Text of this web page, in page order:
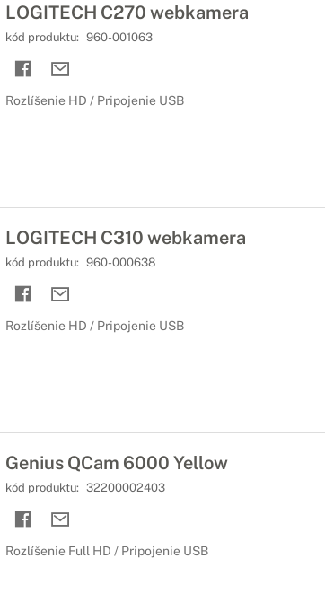
LOGITECH C270 webkamera
kód produktu: 960-001063
Rozlíšenie HD / Pripojenie USB
LOGITECH C310 webkamera
kód produktu: 960-000638
Rozlíšenie HD / Pripojenie USB
Genius QCam 6000 Yellow
kód produktu: 32200002403
Rozlíšenie Full HD / Pripojenie USB